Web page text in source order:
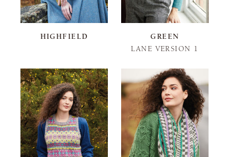
HIGHFIELD
GREEN
LANE VERSION 1